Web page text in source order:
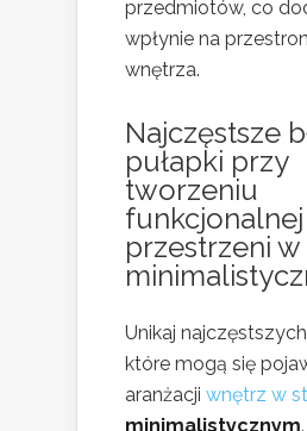
przedmiotów, co
wpłynie na
wnętrza.
Najczęstsze
pułapki przy
tworzeniu
funkcjonalnej
przestrzeni
Unikaj najczęstszych
które mogą się
aranżacji wnętrz w
minimalistycznym.